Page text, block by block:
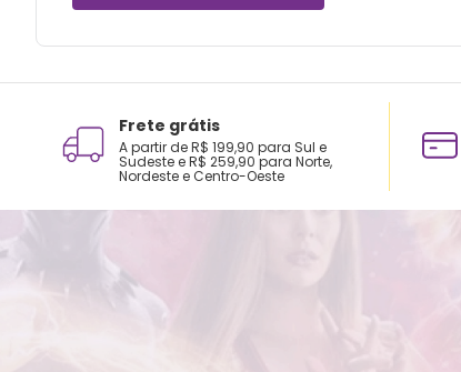
Frete grátis
A partir de R$ 199,90 para Sul e
Sudeste e R$ 259,90 para Norte,
Nordeste e Centro-Oeste